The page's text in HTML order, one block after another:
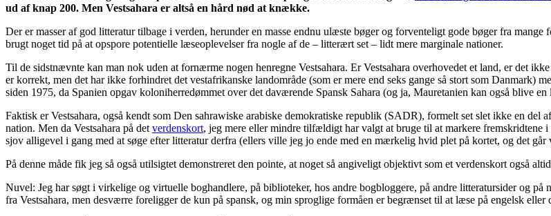
ud af knap 200. Men Vestsahara er altså en hård nød at knække.
Der er masser af god litteratur tilbage i verden, herunder en masse endnu ulæste bøger og forventeligt gode bøger fra
brugt noget tid på at opspore potentielle læseoplevelser fra nogle af de – litterært set – lidt mere marginale nationer.
Til de sidstnævnte kan man nok uden at fornærme nogen henregne Vestsahara. Er Vestsahara overhovedet et land, er det
er korrekt, men det har ikke forhindret det vestafrikanske landområde (som er mere end seks gange så stort som
siden 1975, da Spanien opgav koloniherredømmet over det daværende Spansk Sahara (og ja, Mauretanien kan også blive
Faktisk er Vestsahara, også kendt som Den sahrawiske arabiske demokratiske republik (SADR), formelt set slet ikke en
nation. Men da Vestsahara på det verdenskort, jeg mere eller mindre tilfældigt har valgt at bruge til at markere
sjov alligevel i gang med at søge efter litteratur derfra (ellers ville jeg jo ende med en mærkelig hvid plet på kortet, og det
På denne måde fik jeg så også utilsigtet demonstreret den pointe, at noget så angiveligt objektivt som et verdenskort også
Nuvel: Jeg har søgt i virkelige og virtuelle boghandlere, på biblioteker, hos andre bogbloggere, på andre litteratursider og
fra Vestsahara, men desværre foreligger de kun på spansk, og min sproglige formåen er begrænset til at læse på engelsk eller